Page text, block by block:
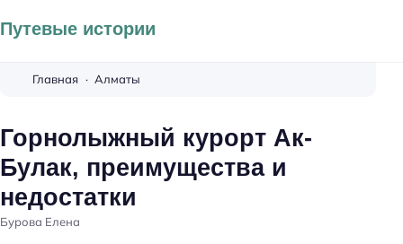
Путевые истории
Главная Алматы
Горнолыжный курорт Ак-
Булак, преимущества и
недостатки
Бурова Елена